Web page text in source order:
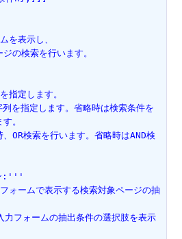
を表示し、
の検索を行います。
指定します。
を指定します。省略時は検索条件を
。
検索を行います。省略時はAND検
ン:'''
ォームで表示する検索対象ページの抽
ォームの抽出条件の選択肢を表示